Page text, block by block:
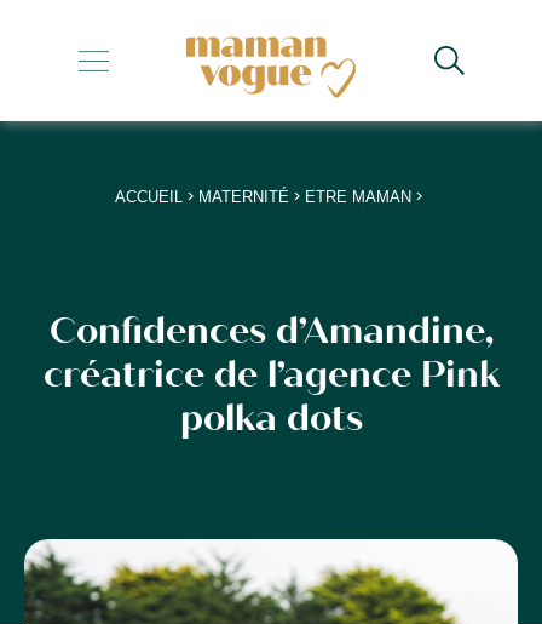
+
+
+
+
ACCUEIL > MATERNITÉ > ETRE MAMAN >
Confidences d’Amandine,
créatrice de l’agence Pink
polka dots